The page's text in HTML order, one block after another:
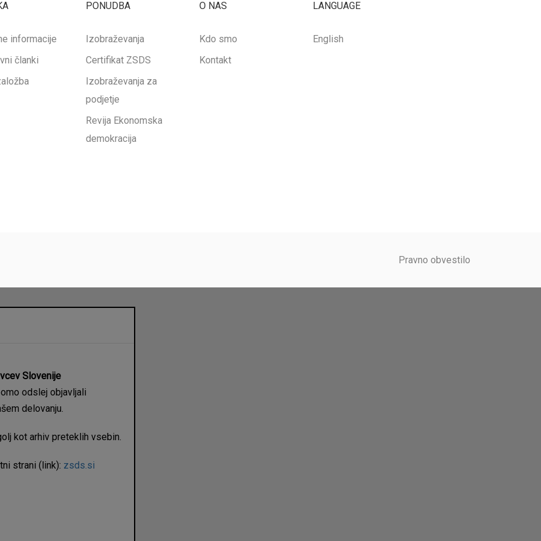
informacije
članki
PONUDBA
Izobraževanja
Certifikat ZSDS
Izobraževanja za
podjetje
Revija Ekonomska
demokracija
O NAS
Kdo smo
Kontakt
LANGUAGE
English
Pravno obvestilo
Slovenije
odslej objavljali
delovanju.
kot arhiv preteklih vsebin.
strani (link): zsds.si